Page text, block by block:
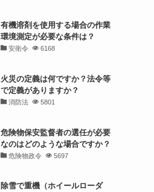
有機溶剤を使用する場合の作業
環境測定が必要な条件は？
安衛令 6168
火災の定義は何ですか？法令等
で定義がありますか？
消防法 5801
危険物保安監督者の選任が必要
なのはどのような場合ですか？
危険物政令 5697
除雪で重機（ホイールローダ